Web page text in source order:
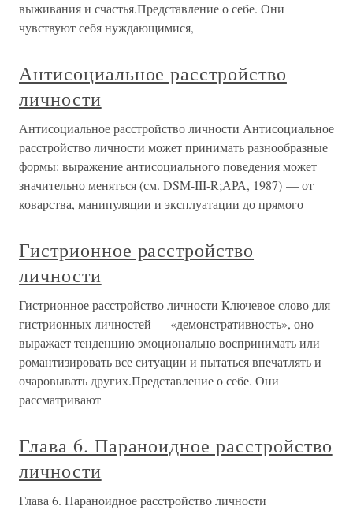
выживания и счастья.Представление о себе. Они
чувствуют себя нуждающимися,
Антисоциальное расстройство
личности
Антисоциальное расстройство личности Антисоциальное
расстройство личности может принимать разнообразные
формы: выражение антисоциального поведения может
значительно меняться (см. DSM-III-R;АРА, 1987) — от
коварства, манипуляции и эксплуатации до прямого
Гистрионное расстройство
личности
Гистрионное расстройство личности Ключевое слово для
гистрионных личностей — «демонстративность», оно
выражает тенденцию эмоционально воспринимать или
романтизировать все ситуации и пытаться впечатлять и
очаровывать других.Представление о себе. Они
рассматривают
Глава 6. Параноидное расстройство
личности
Глава 6. Параноидное расстройство личности